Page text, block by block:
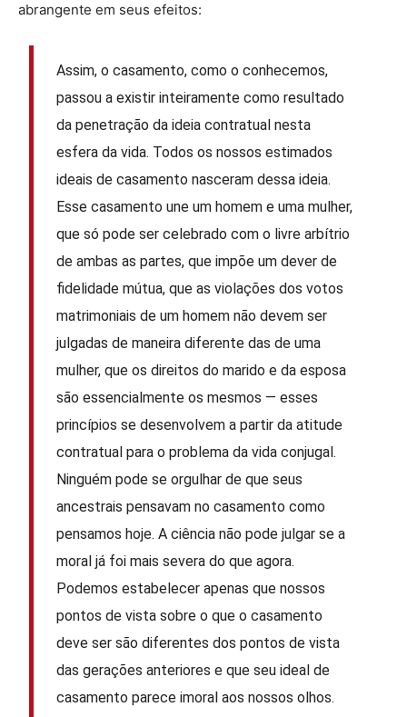
abrangente em seus efeitos:
Assim, o casamento, como o conhecemos,
passou a existir inteiramente como resultado
da penetração da ideia contratual nesta
esfera da vida. Todos os nossos estimados
ideais de casamento nasceram dessa ideia.
Esse casamento une um homem e uma mulher,
que só pode ser celebrado com o livre arbítrio
de ambas as partes, que impõe um dever de
fidelidade mútua, que as violações dos votos
matrimoniais de um homem não devem ser
julgadas de maneira diferente das de uma
mulher, que os direitos do marido e da esposa
são essencialmente os mesmos — esses
princípios se desenvolvem a partir da atitude
contratual para o problema da vida conjugal.
Ninguém pode se orgulhar de que seus
ancestrais pensavam no casamento como
pensamos hoje. A ciência não pode julgar se a
moral já foi mais severa do que agora.
Podemos estabelecer apenas que nossos
pontos de vista sobre o que o casamento
deve ser são diferentes dos pontos de vista
das gerações anteriores e que seu ideal de
casamento parece imoral aos nossos olhos.